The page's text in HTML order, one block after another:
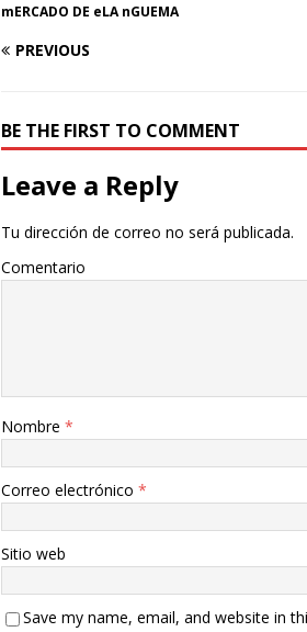
mERCADO DE eLA nGUEMA
PREVIOUS
BE THE FIRST TO COMMENT
Leave a Reply
Tu dirección de correo no será publicada.
Comentario
Nombre *
Correo electrónico *
Sitio web
Save my name, email, and website in